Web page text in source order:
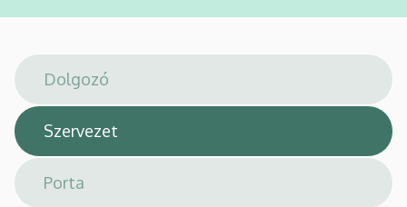
Arany
János
téri
feladatellátási
hely